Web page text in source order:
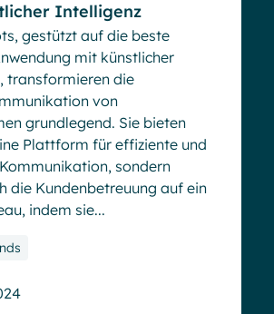
Intelligenz
gestützt auf die beste
mit künstlicher
transformieren die
von
grundlegend. Sie bieten
Plattform für effiziente und
sondern
die Kundenbetreuung auf ein
indem sie...